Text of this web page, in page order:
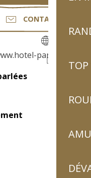
TOP
CONTACTEZ-NOUS
panoramic-